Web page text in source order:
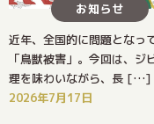
お知らせ
近年、全国的に問題となっ
「鳥獣被害」。今回は、ジ
理を味わいながら、長 […]
2026年7月17日